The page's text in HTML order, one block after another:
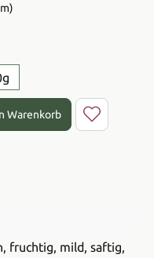
Wert ein oder benutze die
Warenkorb
, fruchtig, mild, saftig,